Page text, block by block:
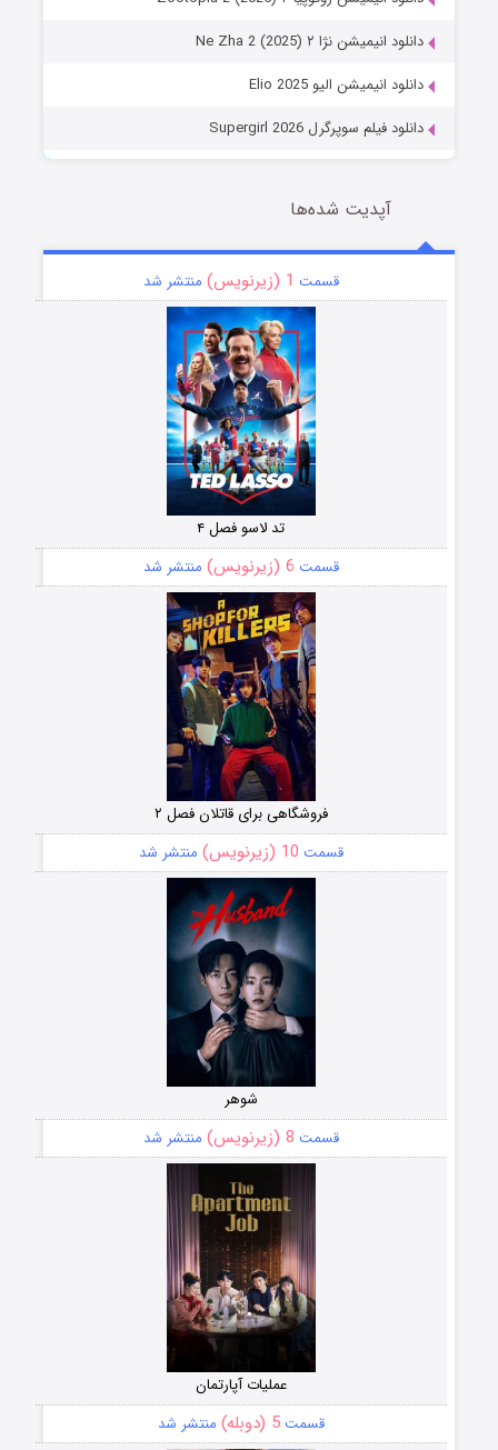
دانلود انیمیشن نژا ۲ Ne Zha 2 (2025)
دانلود انیمیشن الیو Elio 2025
دانلود فیلم سوپرگرل Supergirl 2026
آپدیت شده‌ها
قسمت 1 (زیرنویس) منتشر شد
تد لاسو فصل ۴
قسمت 6 (زیرنویس) منتشر شد
فروشگاهی برای قاتلان فصل ۲
قسمت 10 (زیرنویس) منتشر شد
شوهر
قسمت 8 (زیرنویس) منتشر شد
عملیات آپارتمان
قسمت5 (دوبله) منتشر شد